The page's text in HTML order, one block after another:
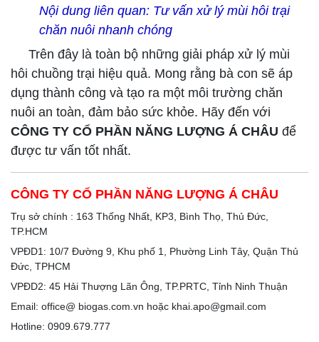
Nội dung liên quan: Tư vấn xử lý mùi hôi trại
chăn nuôi nhanh chóng
Trên đây là toàn bộ những giải pháp xử lý mùi
hôi chuồng trại hiệu quả. Mong rằng bà con sẽ áp
dụng thành công và tạo ra một môi trường chăn
nuôi an toàn, đảm bảo sức khỏe. Hãy đến với
CÔNG TY CỔ PHẦN NĂNG LƯỢNG Á CHÂU để
được tư vấn tốt nhất.
CÔNG TY CỔ PHẦN NĂNG LƯỢNG Á CHÂU
Trụ sở chính : 163 Thống Nhất, KP3, Bình Thọ, Thủ Đức,
TP.HCM
VPĐD1: 10/7 Đường 9, Khu phố 1, Phường Linh Tây, Quận Thủ
Đức, TPHCM
VPĐD2: 45 Hải Thượng Lãn Ông, TP.PRTC, Tỉnh Ninh Thuận
Email: office@ biogas.com.vn hoặc khai.apo@gmail.com
Hotline: 0909.679.777